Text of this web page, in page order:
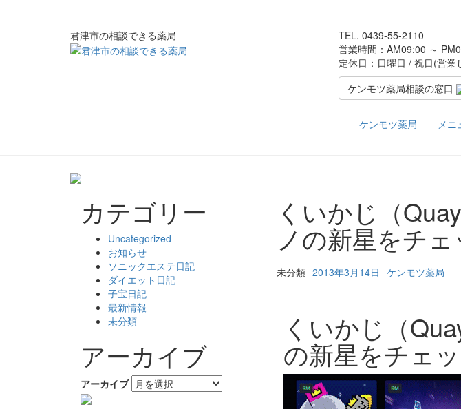
君津市の相談できる薬局 TEL. 0439-55-2110
営業時間：AM09:00 ～
定休日：日曜日 / 祝日(営
ケンモツ薬局相談の窓口
ケンモツ薬局 メニ
カテゴリー
Uncategorized
お知らせ
ソニックエステ日記
ダイエット日記
子宝日記
最新情報
未分類
アーカイブ
アーカイブ
くいかじ（
ノの新星をチェ
未分類 2013年3月14日 ケンモツ薬局
くいかじ（
の新星をチェ